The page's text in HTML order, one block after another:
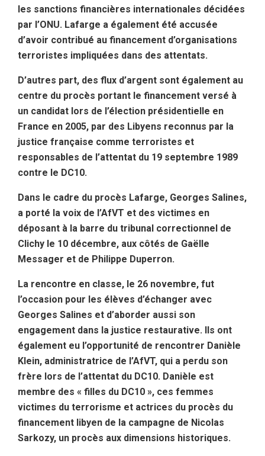
les sanctions financières internationales décidées
par l’ONU. Lafarge a également été accusée
d’avoir contribué au financement d’organisations
terroristes impliquées dans des attentats.
D’autres part, des flux d’argent sont également au
centre du procès portant le financement versé à
un candidat lors de l’élection présidentielle en
France en 2005, par des Libyens reconnus par la
justice française comme terroristes et
responsables de l’attentat du 19 septembre 1989
contre le DC10.
Dans le cadre du procès Lafarge, Georges Salines,
a porté la voix de l’AfVT et des victimes en
déposant à la barre du tribunal correctionnel de
Clichy le 10 décembre, aux côtés de Gaëlle
Messager et de Philippe Duperron.
La rencontre en classe, le 26 novembre, fut
l’occasion pour les élèves d’échanger avec
Georges Salines et d’aborder aussi son
engagement dans la justice restaurative. Ils ont
également eu l’opportunité de rencontrer Danièle
Klein, administratrice de l’AfVT, qui a perdu son
frère lors de l’attentat du DC10. Danièle est
membre des « filles du DC10 », ces femmes
victimes du terrorisme et actrices du procès du
financement libyen de la campagne de Nicolas
Sarkozy, un procès aux dimensions historiques.